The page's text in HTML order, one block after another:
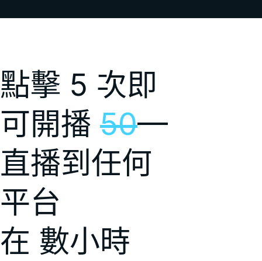
點擊 5 次即
可開播 50—
直播到任何
平台
在 數小時